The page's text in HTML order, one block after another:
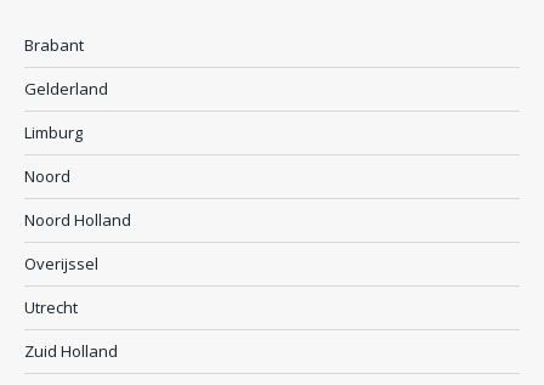
Brabant
Gelderland
Limburg
Noord
Noord Holland
Overijssel
Utrecht
Zuid Holland